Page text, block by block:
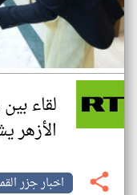
لقاء
الأزهر
اخبار جزر